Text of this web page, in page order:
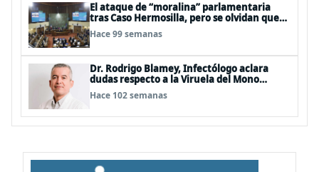
El ataque de “moralina” parlamentaria
tras Caso Hermosilla, pero se olvidan que
son los peor evaluados
Hace 99 semanas
Dr. Rodrigo Blamey, Infectólogo aclara
dudas respecto a la Viruela del Mono
(MPOX)
Hace 102 semanas